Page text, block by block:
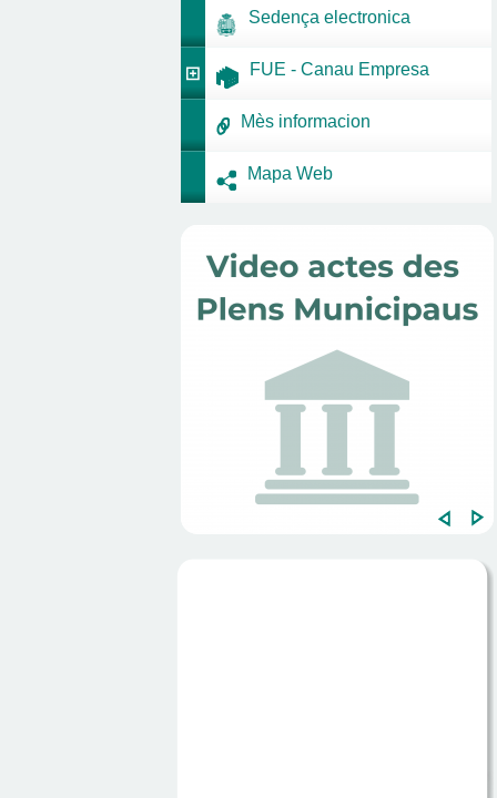
Sedença electronica
FUE - Canau Empresa
Mès informacion
Mapa Web